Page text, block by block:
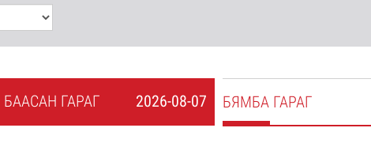
2026-08-07
БААСАН ГАРАГ БЯМБА ГАРАГ